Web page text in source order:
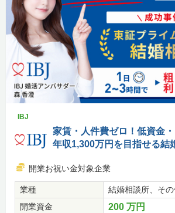
IBJ
家賃・人件費ゼロ！低資金
年収1,300万円を目指せる結
開業お祝い金対象企業
業種
結婚相談所、そ
開業資金
200 万円